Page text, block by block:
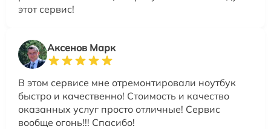
этот сервис!
Аксенов Марк
В этом сервисе мне отремонтировали ноутбук
быстро и качественно! Стоимость и качество
оказанных услуг просто отличные! Сервис
вообще огонь!!! Спасибо!